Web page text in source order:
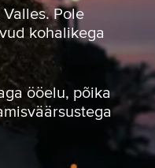
Pole
kohalikega
ööelu, põika